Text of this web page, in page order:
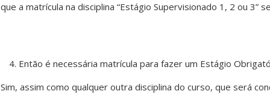
que a matrícula na disciplina “Estágio Supervisionado 1, 2 ou 3”
Então é necessária matrícula para fazer um Estágio
Sim, assim como qualquer outra disciplina do curso, que será